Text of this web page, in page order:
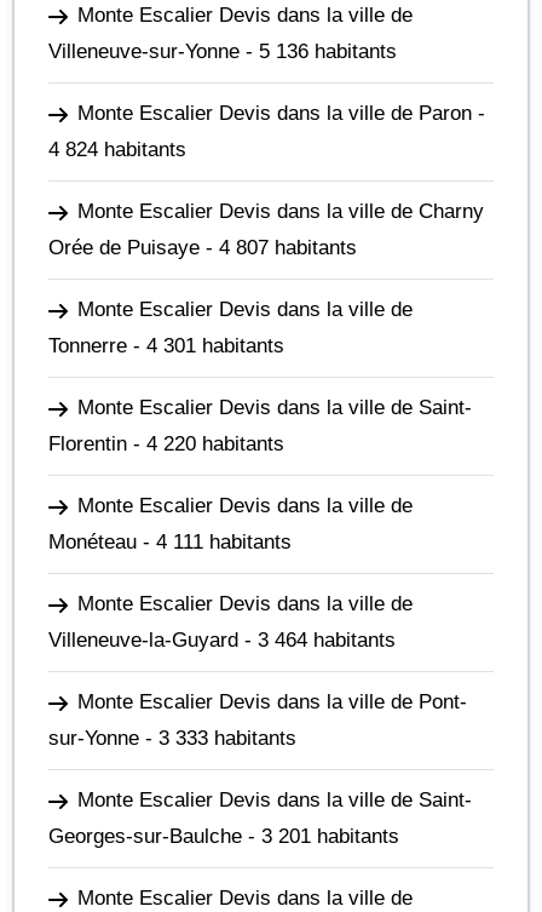
Monte Escalier Devis dans la ville de
Villeneuve-sur-Yonne - 5 136 habitants
Monte Escalier Devis dans la ville de Paron -
4 824 habitants
Monte Escalier Devis dans la ville de Charny
Orée de Puisaye - 4 807 habitants
Monte Escalier Devis dans la ville de
Tonnerre - 4 301 habitants
Monte Escalier Devis dans la ville de Saint-
Florentin - 4 220 habitants
Monte Escalier Devis dans la ville de
Monéteau - 4 111 habitants
Monte Escalier Devis dans la ville de
Villeneuve-la-Guyard - 3 464 habitants
Monte Escalier Devis dans la ville de Pont-
sur-Yonne - 3 333 habitants
Monte Escalier Devis dans la ville de Saint-
Georges-sur-Baulche - 3 201 habitants
Monte Escalier Devis dans la ville de